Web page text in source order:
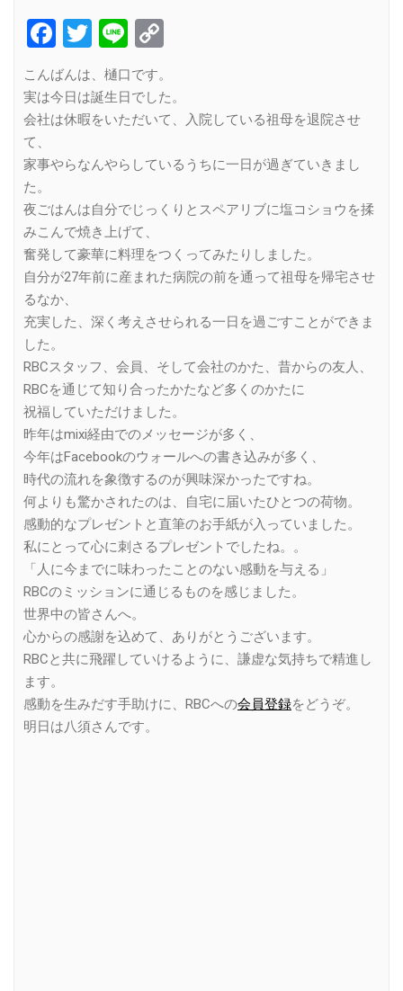
Facebook
Twitter
Line
こんばんは、樋口です。
実は今日は誕生日でした。
会社は休暇をいただいて、入院している祖母を退院させ
て、
家事やらなんやらしているうちに一日が過ぎていきまし
た。
夜ごはんは自分でじっくりとスペアリブに塩コショウを揉
みこんで焼き上げて、
奮発して豪華に料理をつくってみたりしました。
自分が27年前に産まれた病院の前を通って祖母を帰宅させ
るなか、
充実した、深く考えさせられる一日を過ごすことができま
した。
RBCスタッフ、会員、そして会社のかた、昔からの友人、
RBCを通じて知り合ったかたなど多くのかたに
祝福していただけました。
昨年はmixi経由でのメッセージが多く、
今年はFacebookのウォールへの書き込みが多く、
時代の流れを象徴するのが興味深かったですね。
何よりも驚かされたのは、自宅に届いたひとつの荷物。
感動的なプレゼントと直筆のお手紙が入っていました。
私にとって心に刺さるプレゼントでしたね。。
「人に今までに味わったことのない感動を与える」
RBCのミッションに通じるものを感じました。
世界中の皆さんへ。
心からの感謝を込めて、ありがとうございます。
RBCと共に飛躍していけるように、謙虚な気持ちで精進し
ます。
感動を生みだす手助けに、RBCへの会員登録をどうぞ。
明日は八須さんです。